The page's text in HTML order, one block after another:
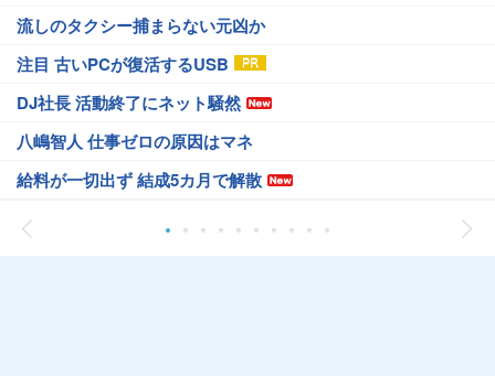
流しのタクシー捕まらない元凶か
注目 古いPCが復活するUSB
DJ社長 活動終了にネット騒然
八嶋智人 仕事ゼロの原因はマネ
給料が一切出ず 結成5カ月で解散